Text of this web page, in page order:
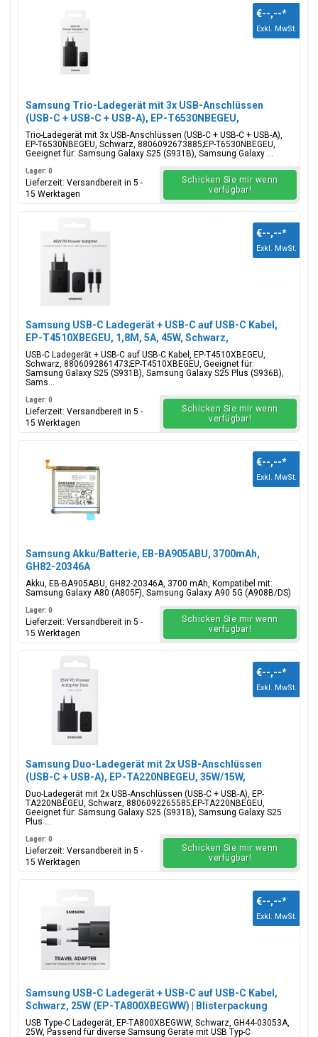
Samsung Trio-Ladegerät mit 3x USB-Anschlüssen
(USB-C + USB-C + USB-A), EP-T6530NBEGEU,
65W/25W/15W, Schwarz, Blisterverpackung,
8806092673885;EP-T6530NBEGEU
Trio-Ladegerät mit 3x USB-Anschlüssen (USB-C + USB-C + USB-A),
EP-T6530NBEGEU, Schwarz, 8806092673885;EP-T6530NBEGEU,
Geeignet für: Samsung Galaxy S25 (S931B), Samsung Galaxy ...
€--,--*
Exkl. MwSt.
Lager: 0
Lieferzeit: Versandbereit in 5 -
15 Werktagen
Schicken Sie mir wenn
verfügbar!
Samsung USB-C Ladegerät + USB-C auf USB-C Kabel,
EP-T4510XBEGEU, 1,8M, 5A, 45W, Schwarz,
Blisterverpackung, 8806092861473;EP-T4510XBEGEU
USB-C Ladegerät + USB-C auf USB-C Kabel, EP-T4510XBEGEU,
Schwarz, 8806092861473;EP-T4510XBEGEU, Geeignet für:
Samsung Galaxy S25 (S931B), Samsung Galaxy S25 Plus (S936B),
Sams...
€--,--*
Exkl. MwSt.
Lager: 0
Lieferzeit: Versandbereit in 5 -
15 Werktagen
Schicken Sie mir wenn
verfügbar!
Samsung Akku/Batterie, EB-BA905ABU, 3700mAh,
GH82-20346A
Akku, EB-BA905ABU, GH82-20346A, 3700 mAh, Kompatibel mit:
Samsung Galaxy A80 (A805F), Samsung Galaxy A90 5G (A908B/DS)
€--,--*
Exkl. MwSt.
Lager: 0
Lieferzeit: Versandbereit in 5 -
15 Werktagen
Schicken Sie mir wenn
verfügbar!
Samsung Duo-Ladegerät mit 2x USB-Anschlüssen
(USB-C + USB-A), EP-TA220NBEGEU, 35W/15W,
Schwarz, Blisterverpackung, 8806092265585;EP-
TA220NBEGEU
Duo-Ladegerät mit 2x USB-Anschlüssen (USB-C + USB-A), EP-
TA220NBEGEU, Schwarz, 8806092265585;EP-TA220NBEGEU,
Geeignet für: Samsung Galaxy S25 (S931B), Samsung Galaxy S25
Plus ...
€--,--*
Exkl. MwSt.
Lager: 0
Lieferzeit: Versandbereit in 5 -
15 Werktagen
Schicken Sie mir wenn
verfügbar!
Samsung USB-C Ladegerät + USB-C auf USB-C Kabel,
Schwarz, 25W (EP-TA800XBEGWW) | Blisterpackung
USB Type-C Ladegerät, EP-TA800XBEGWW, Schwarz, GH44-03053A,
25W, Passend für diverse Samsung Geräte mit USB Typ-C
€--,--*
Exkl. MwSt.